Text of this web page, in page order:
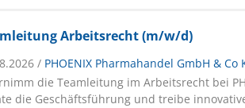
Arbeitsrecht (m/w/d)
/ PHOENIX Pharmahandel GmbH & Co
die Teamleitung im Arbeitsrecht bei
die Geschäftsführung und treibe